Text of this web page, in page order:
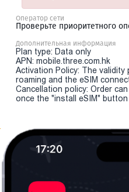
Оператор сети
Проверьте приоритетного
Дополнительная информация
Plan type: Data only
APN: mobile.three.com.hk
Activation Policy: The
roaming and the eSIM
Cancellation policy: Order
once the "install eSIM" button